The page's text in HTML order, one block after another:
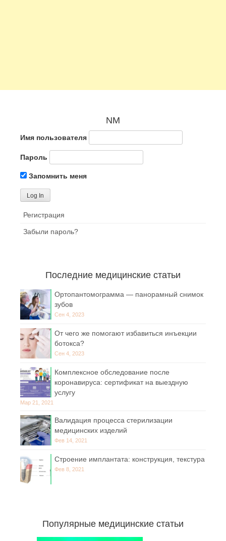
NM
Имя пользователя
Пароль
Запомнить меня
Регистрация
Забыли пароль?
Последние медицинские статьи
Ортопантомограмма — панорамный снимок
зубов
Сен 4, 2023
От чего же помогают избавиться инъекции
ботокса?
Сен 4, 2023
Комплексное обследование после
коронавируса: сертификат на выездную
услугу
Мар 21, 2021
Валидация процесса стерилизации
медицинских изделий
Фев 14, 2021
Строение имплантата: конструкция, текстура
Фев 8, 2021
Популярные медицинские статьи